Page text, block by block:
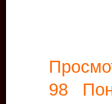
98